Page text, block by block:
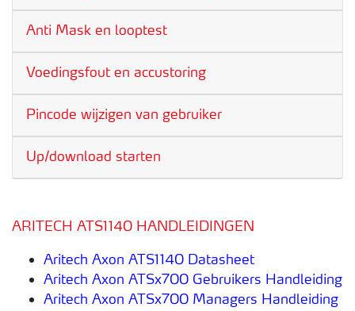
Anti Mask en looptest
Voedingsfout en accustoring
Pincode wijzigen van gebruiker
Up/download starten
ARITECH ATS1140 HANDLEIDINGEN
Aritech Axon ATS1140 Datasheet
Aritech Axon ATSx700 Gebruikers Handleiding
Aritech Axon ATSx700 Managers Handleiding